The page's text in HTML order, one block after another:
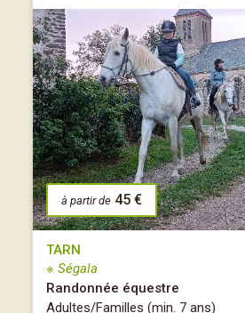
à partir de 45 €
TARN
※ Ségala
Randonnée équestre
Adultes/Familles (min. 7 ans)